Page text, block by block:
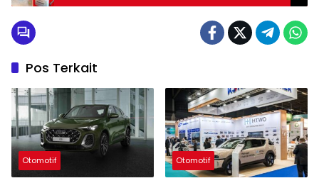
Pos Terkait
Otomotif Otomotif